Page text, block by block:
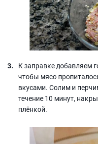
К заправке добавляем
чтобы мясо
вкусами. Солим и
течение 10 минут,
плёнкой.